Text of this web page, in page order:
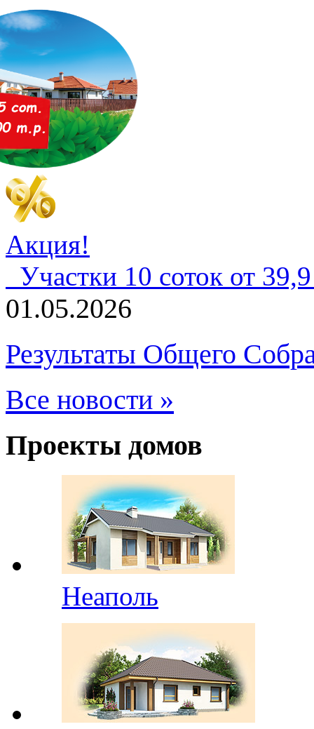
Акция!
Участки 10 соток от
01.05.2026
Результаты Общего
Все новости »
Проекты домов
Неаполь